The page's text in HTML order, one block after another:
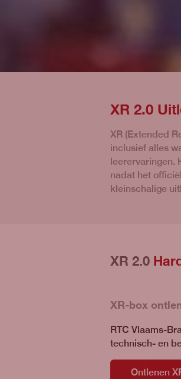
XR 2.0
XR (Extended
inclusief alles
leerervaringen.
nadat het
kleinschalige
XR 2.0
XR-box
RTC Vlaams-
technisch- en
Ontlenen